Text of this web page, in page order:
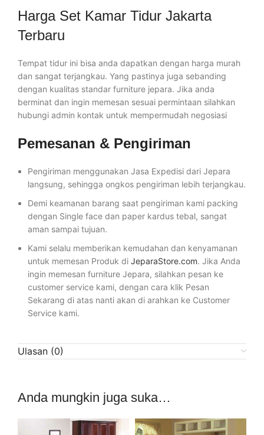
Harga Set Kamar Tidur Jakarta
Terbaru
Tempat tidur ini bisa anda dapatkan dengan harga murah
dan sangat terjangkau. Yang pastinya juga sebanding
dengan kualitas standar furniture jepara. Jika anda
berminat dan ingin memesan sesuai permintaan silahkan
hubungi admin kontak untuk mempermudah negosiasi
Pemesanan & Pengiriman
Pengiriman menggunakan Jasa Expedisi dari Jepara
langsung, sehingga ongkos pengiriman lebih terjangkau.
Demi keamanan barang saat pengiriman kami packing
dengan Single face dan paper kardus tebal, sangat
aman sampai tujuan.
Kami selalu memberikan kemudahan dan kenyamanan
untuk memesan Produk di JeparaStore.com. Jika Anda
ingin memesan furniture Jepara, silahkan pesan ke
customer service kami, dengan cara klik Pesan
Sekarang di atas nanti akan di arahkan ke Customer
Service kami.
Ulasan (0)
Anda mungkin juga suka…